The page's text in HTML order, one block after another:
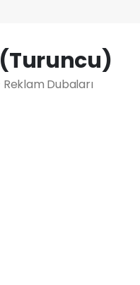
(Turuncu)
Reklam Dubaları